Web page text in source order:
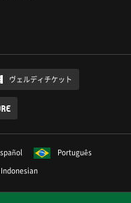
ヴェルディチケット
Português
Indonesian